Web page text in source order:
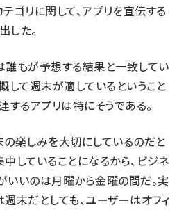
ゴリに関して、アプリを宣伝する
した。
誰もが予想する結果と一致してい
して週末が適しているということ
するアプリは特にそうである。
の楽しみを大切にしているのだと
していることになるから、ビジネ
いいのは月曜から金曜の間だ。実
末だとしても、ユーザーはオフィ